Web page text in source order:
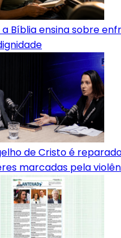
a Bíblia ensina sobre
de Cristo é
marcadas pela